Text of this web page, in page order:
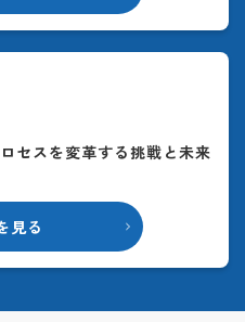
見る
セスを変革する挑戦と未来